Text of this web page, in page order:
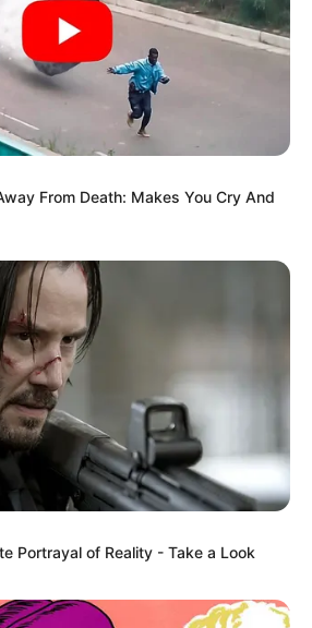
From Death: Makes You Cry And
Portrayal of Reality - Take a Look